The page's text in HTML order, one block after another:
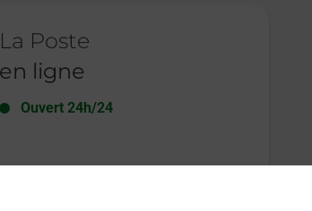
La Poste
en ligne
Ouvert 24h/24